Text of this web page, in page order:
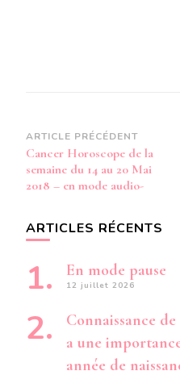
Navigation
d’article
ARTICLE PRÉCÉDENT
Cancer Horoscope de la
semaine du 14 au 20 Mai
2018 – en mode audio-
ARTICLES RÉCENTS
En mode pause
12 juillet 2026
Connaissance
a une
année de